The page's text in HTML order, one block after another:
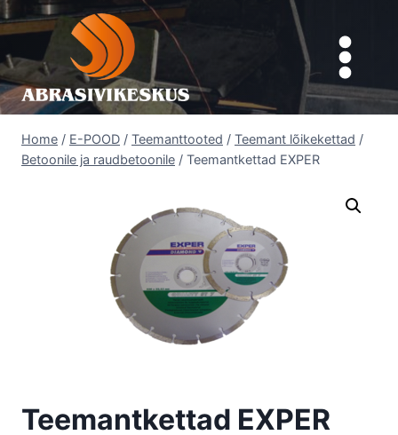
Skip
to
content
Home / E-POOD / Teemanttooted / Teemant lõikekettad /
Betoonile ja raudbetoonile / Teemantkettad EXPER
Teemantkettad EXPER